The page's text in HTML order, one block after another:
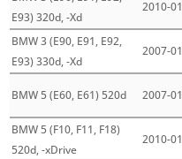
E93) 320d, -Xd
2010-01
BMW 3 (E90, E91, E92,
E93) 330d, -Xd
2007-01
BMW 5 (E60, E61) 520d 2007-01
BMW 5 (F10, F11, F18)
520d, -xDrive
2010-01